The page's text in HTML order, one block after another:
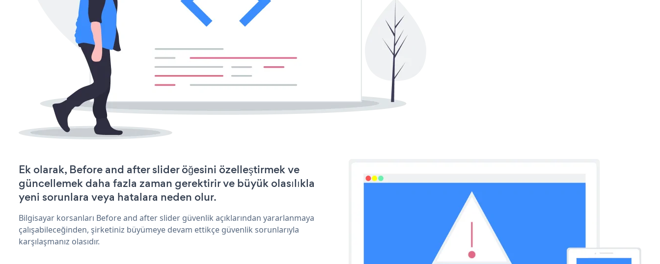
Ek olarak, Before and after slider öğesini özelleştirmek ve
güncellemek daha fazla zaman gerektirir ve büyük olasılıkla
yeni sorunlara veya hatalara neden olur.
Bilgisayar korsanları Before and after slider güvenlik açıklarından yararlanmaya
çalışabileceğinden, şirketiniz büyümeye devam ettikçe güvenlik sorunlarıyla
karşılaşmanız olasıdır.